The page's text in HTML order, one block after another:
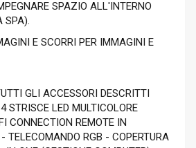
SPAZIO ALL'INTERNO
SPA).
E SCORRI PER IMMAGINI E
GLI ACCESSORI DESCRITTI
STRISCE LED MULTICOLORE
CONNECTION REMOTE IN
TELECOMANDO RGB - COPERTURA